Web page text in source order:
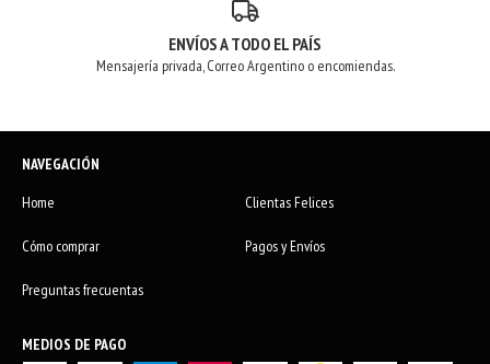
ENVÍOS A TODO EL PAÍS
Mensajería privada, Correo Argentino o encomiendas.
NAVEGACIÓN
Home
Clientas Felices
Cómo comprar Pagos y Envíos
Preguntas frecuentas
MEDIOS DE PAGO